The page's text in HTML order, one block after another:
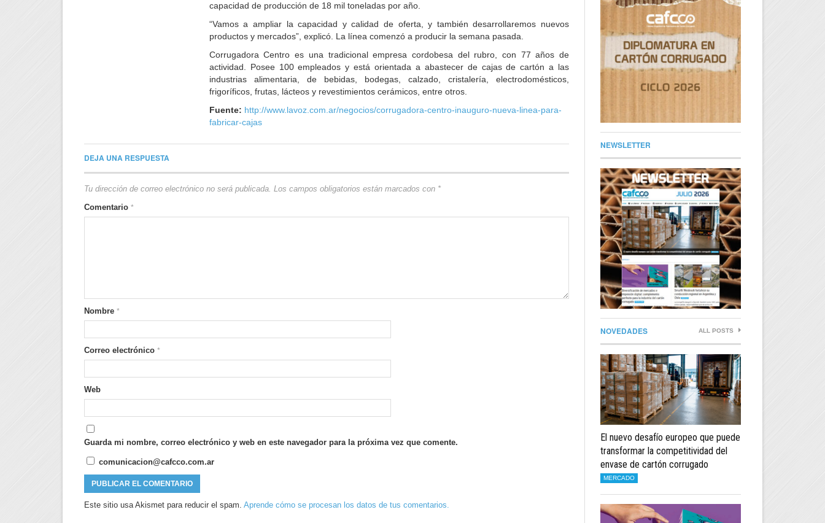
capacidad de producción de 18 mil toneladas por año.
“Vamos a ampliar la capacidad y calidad de oferta, y también desarrollaremos nuevos
productos y mercados”, explicó. La línea comenzó a producir la semana pasada.
Corrugadora Centro es una tradicional empresa cordobesa del rubro, con 77 años de
actividad. Posee 100 empleados y está orientada a abastecer de cajas de cartón a las
industrias alimentaria, de bebidas, bodegas, calzado, cristalería, electrodomésticos,
frigoríficos, frutas, lácteos y revestimientos cerámicos, entre otros.
Fuente: http://www.lavoz.com.ar/negocios/corrugadora-centro-inauguro-nueva-linea-para-
fabricar-cajas
DEJA UNA RESPUESTA
Tu dirección de correo electrónico no será publicada. Los campos obligatorios están marcados con *
Comentario *
Nombre *
Correo electrónico *
Web
Guarda mi nombre, correo electrónico y web en este navegador para la próxima vez que comente.
comunicacion@cafcco.com.ar
Este sitio usa Akismet para reducir el spam. Aprende cómo se procesan los datos de tus comentarios.
NEWSLETTER
NOVEDADES ALL POSTS
El nuevo desafío europeo que puede
transformar la competitividad del
envase de cartón corrugado
MERCADO